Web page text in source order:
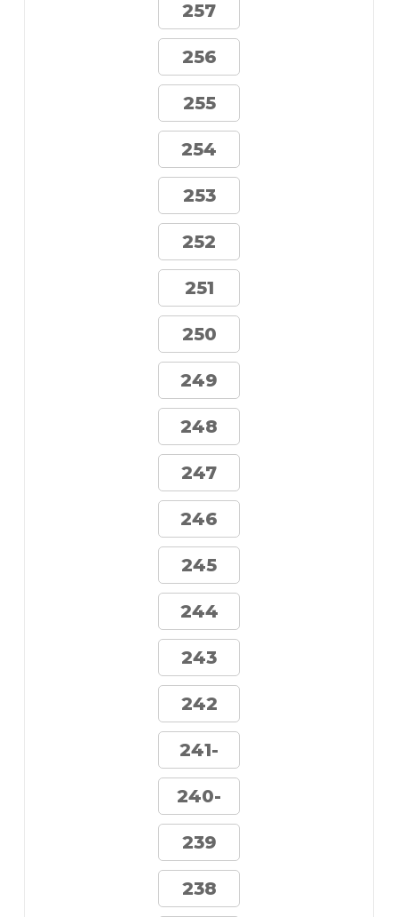
257
256
255
254
253
252
251
250
249
248
247
246
245
244
243
242
241-
240-
239
238